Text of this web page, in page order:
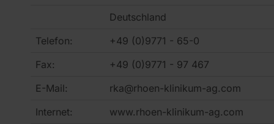
Deutschland
Telefon:
+49 (0)9771 - 65-0
Fax:
+49 (0)9771 - 97 467
E-Mail:
rka@rhoen-klinikum-ag.com
Internet:
www.rhoen-klinikum-ag.com